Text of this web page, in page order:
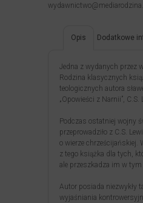
Opis Dodatkowe
Jedna z wydanych przez
Rodzina klasycznych
teologicznych autora
„Opowieści z Narnii”, C.S.
Podczas ostatniej wojny
przeprowadziło z C.S.
o wierze chrześcijańskiej.
z tego książka dla tych,
ale przeszkadza im w tym
Autor posiada niezwykły
wyjaśniania